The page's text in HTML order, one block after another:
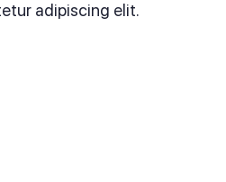
adipiscing elit.